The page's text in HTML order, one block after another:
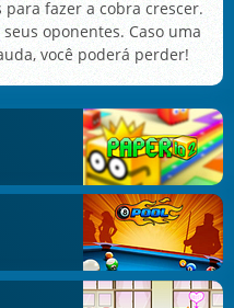
fazer a cobra crescer.
oponentes. Caso uma
você poderá perder!